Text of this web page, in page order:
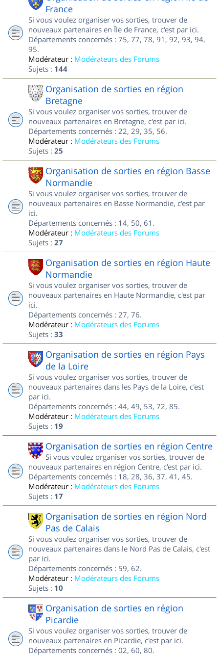
France
Si vous voulez organiser vos sorties, trouver de
nouveaux partenaires en Île de France, c'est par ici.
Départements concernés : 75, 77, 78, 91, 92, 93, 94,
95.
Modérateur : Modérateurs des Forums
Sujets : 144
Organisation de sorties en région
Bretagne
Si vous voulez organiser vos sorties, trouver de
nouveaux partenaires en Bretagne, c'est par ici.
Départements concernés : 22, 29, 35, 56.
Modérateur : Modérateurs des Forums
Sujets : 25
Organisation de sorties en région Basse
Normandie
Si vous voulez organiser vos sorties, trouver de
nouveaux partenaires en Basse Normandie, c'est par
ici.
Départements concernés : 14, 50, 61.
Modérateur : Modérateurs des Forums
Sujets : 27
Organisation de sorties en région Haute
Normandie
Si vous voulez organiser vos sorties, trouver de
nouveaux partenaires en Haute Normandie, c'est par
ici.
Départements concernés : 27, 76.
Modérateur : Modérateurs des Forums
Sujets : 33
Organisation de sorties en région Pays
de la Loire
Si vous voulez organiser vos sorties, trouver de
nouveaux partenaires dans les Pays de la Loire, c'est
par ici.
Départements concernés : 44, 49, 53, 72, 85.
Modérateur : Modérateurs des Forums
Sujets : 19
Organisation de sorties en région Centre
Si vous voulez organiser vos sorties, trouver de
nouveaux partenaires en région Centre, c'est par ici.
Départements concernés : 18, 28, 36, 37, 41, 45.
Modérateur : Modérateurs des Forums
Sujets : 17
Organisation de sorties en région Nord
Pas de Calais
Si vous voulez organiser vos sorties, trouver de
nouveaux partenaires dans le Nord Pas de Calais, c'est
par ici.
Départements concernés : 59, 62.
Modérateur : Modérateurs des Forums
Sujets : 10
Organisation de sorties en région
Picardie
Si vous voulez organiser vos sorties, trouver de
nouveaux partenaires en Picardie, c'est par ici.
Départements concernés : 02, 60, 80.